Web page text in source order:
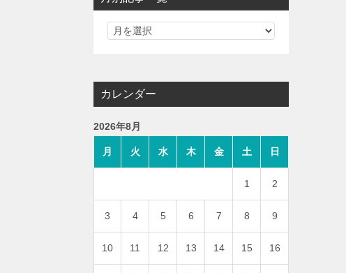
カレンダー
2026年8月
月 火 水 木 金 土 日
1 2
3 4 5 6 7 8 9
10 11 12 13 14 15 16